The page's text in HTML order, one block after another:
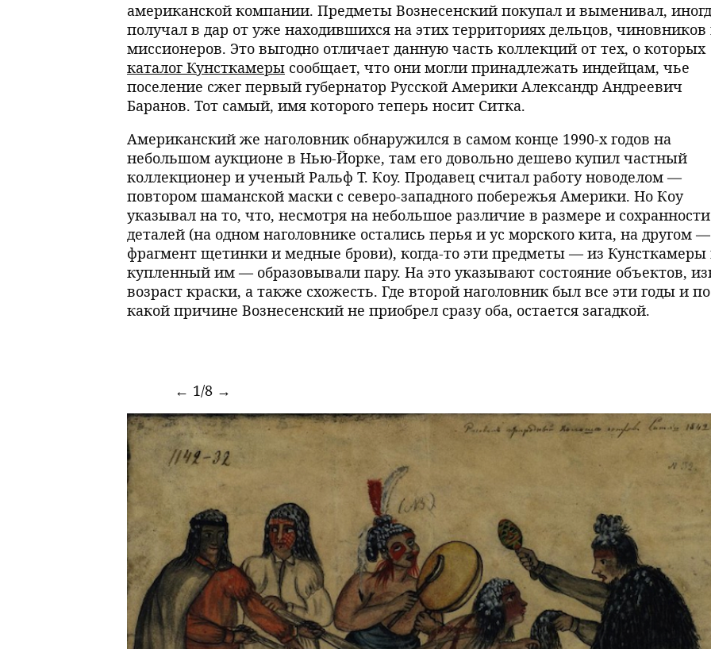
американской компании. Предметы Вознесенский покупал и выменивал,
получал в дар от уже находившихся на этих территориях дельцов, чиновников
миссионеров. Это выгодно отличает данную часть коллекций от тех, о которых
каталог Кунсткамеры сообщает, что они могли принадлежать индейцам, чье
поселение сжег первый губернатор Русской Америки Александр Андреевич
Баранов. Тот самый, имя которого теперь носит Ситка.
Американский же наголовник обнаружился в самом конце 1990-х годов на
небольшом аукционе в Нью-Йорке, там его довольно дешево купил частный
коллекционер и ученый Ральф Т. Коу. Продавец считал работу новоделом —
повтором шаманской маски с северо-западного побережья Америки. Но Коу
указывал на то, что, несмотря на небольшое различие в размере и сохранности
деталей (на одном наголовнике остались перья и ус морского кита, на другом —
фрагмент щетинки и медные брови), когда-то эти предметы — из Кунсткамеры
купленный им — образовывали пару. На это указывают состояние объектов,
возраст краски, а также схожесть. Где второй наголовник был все эти годы и по
какой причине Вознесенский не приобрел сразу оба, остается загадкой.
← 1/8 →